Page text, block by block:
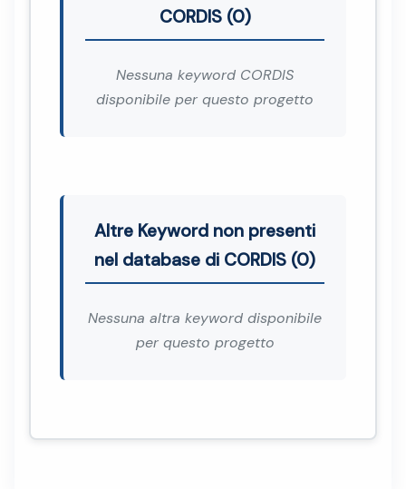
CORDIS (0)
Nessuna keyword CORDIS
disponibile per questo progetto
Altre Keyword non presenti
nel database di CORDIS (0)
Nessuna altra keyword disponibile
per questo progetto